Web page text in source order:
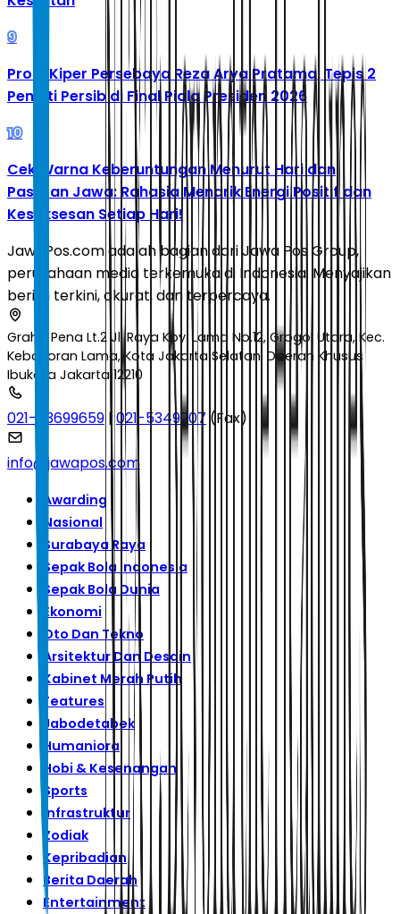
9
Profil Kiper Persebaya Reza Arya Pratama, Tepis 2
Penalti Persib di Final Piala Presiden 2026
10
Cek Warna Keberuntungan Menurut Hari dan
Pasaran Jawa: Rahasia Menarik Energi Positif dan
Kesuksesan Setiap Hari!
JawaPos.com adalah bagian dari Jawa Pos Group,
perusahaan media terkemuka di Indonesia. Menyajikan
berita terkini, akurat, dan terpercaya.
Graha Pena Lt.2 Jl. Raya Kby. Lama No.12, Grogol Utara, Kec.
Kebayoran Lama, Kota Jakarta Selatan, Daerah Khusus
Ibukota Jakarta 12210
021-53699659 | 021-5349207 (Fax)
info@jawapos.com
Awarding
Nasional
Surabaya Raya
Sepak Bola Indonesia
Sepak Bola Dunia
Ekonomi
Oto Dan Tekno
Arsitektur Dan Desain
Kabinet Merah Putih
Features
Jabodetabek
Humaniora
Hobi & Kesenangan
Sports
Infrastruktur
Zodiak
Kepribadian
Berita Daerah
Entertainment